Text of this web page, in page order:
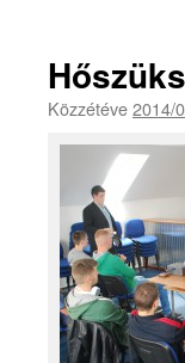
Közzétéve2014/